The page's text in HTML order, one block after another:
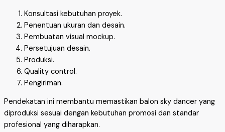
Konsultasi kebutuhan proyek.
Penentuan ukuran dan desain.
Pembuatan visual mockup.
Persetujuan desain.
Produksi.
Quality control.
Pengiriman.
Pendekatan ini membantu memastikan balon sky dancer yang
diproduksi sesuai dengan kebutuhan promosi dan standar
profesional yang diharapkan.